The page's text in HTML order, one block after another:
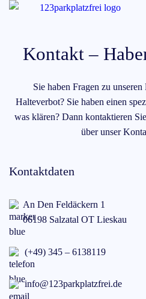
Kontakt –
Sie haben Fragen zu
Halteverbot? Sie haben einen
was klären? Dann kontaktieren
über unser
Kontaktdaten
An Den Feldäckern 1
06198 Salzatal OT Lieskau
(+49) 345 – 6138119
info@123parkplatzfrei.de